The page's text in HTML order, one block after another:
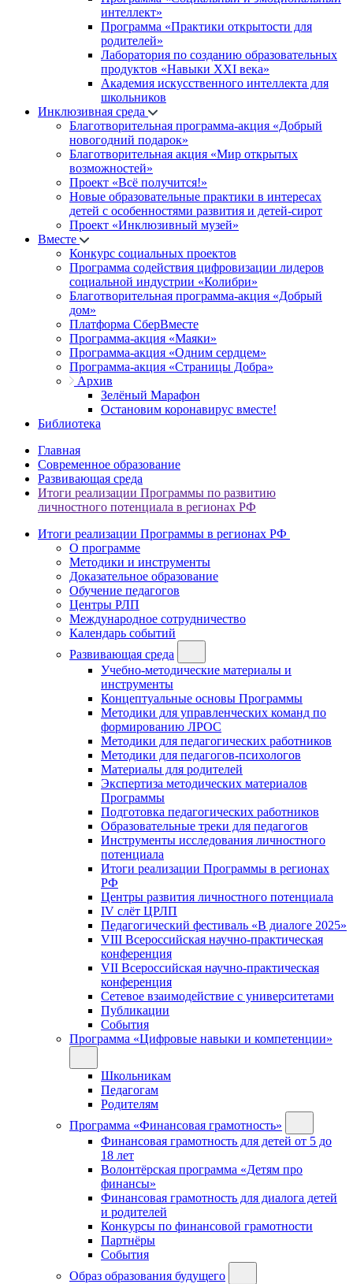
интеллект»
Программа «Практики открытости для
родителей»
Лаборатория по созданию образовательных
продуктов «Навыки XXI века»
Академия искусственного интеллекта для
школьников
Инклюзивная среда
Благотворительная программа-акция «Добрый
новогодний подарок»
Благотворительная акция «Мир открытых
возможностей»
Проект «Всё получится!»
Новые образовательные практики в интересах
детей с особенностями развития и детей-сирот
Проект «Инклюзивный музей»
Вместе
Конкурс социальных проектов
Программа содействия цифровизации лидеров
социальной индустрии «Колибри»
Благотворительная программа-акция «Добрый
дом»
Платформа СберВместе
Программа-акция «Маяки»
Программа-акция «Одним сердцем»
Программа-акция «Страницы Добра»
Архив
Зелёный Марафон
Остановим коронавирус вместе!
Библиотека
Главная
Современное образование
Развивающая среда
Итоги реализации Программы по развитию
личностного потенциала в регионах РФ
Итоги реализации Программы в регионах РФ
О программе
Методики и инструменты
Доказательное образование
Обучение педагогов
Центры РЛП
Международное сотрудничество
Календарь событий
Развивающая среда
Учебно-методические материалы и
инструменты
Концептуальные основы Программы
Методики для управленческих команд по
формированию ЛРОС
Методики для педагогических работников
Методики для педагогов-психологов
Материалы для родителей
Экспертиза методических материалов
Программы
Подготовка педагогических работников
Образовательные треки для педагогов
Инструменты исследования личностного
потенциала
Итоги реализации Программы в регионах
РФ
Центры развития личностного потенциала
IV слёт ЦРЛП
Педагогический фестиваль «В диалоге 2025»
VIII Всероссийская научно-практическая
конференция
VII Всероссийская научно-практическая
конференция
Сетевое взаимодействие с университетами
Публикации
События
Программа «Цифровые навыки и компетенции»
Школьникам
Педагогам
Родителям
Программа «Финансовая грамотность»
Финансовая грамотность для детей от 5 до
18 лет
Волонтёрская программа «Детям про
финансы»
Финансовая грамотность для диалога детей
и родителей
Конкурсы по финансовой грамотности
Партнёры
События
Образ образования будущего